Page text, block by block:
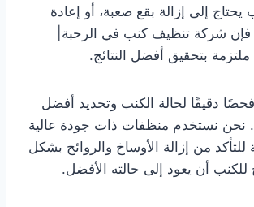
إلى إزالة بقع صعبة، أو إعادة
فإن شركة تنظيف كنب في الرحبة|
بتحقيق أفضل النتائج.
دقيقًا لحالة الكنب وتحديد أفضل
نحن نستخدم منظفات ذات جودة عالية
للتأكد من إزالة الأوساخ والروائح بشكل
للكنب أن يعود إلى حالته الأفضل.